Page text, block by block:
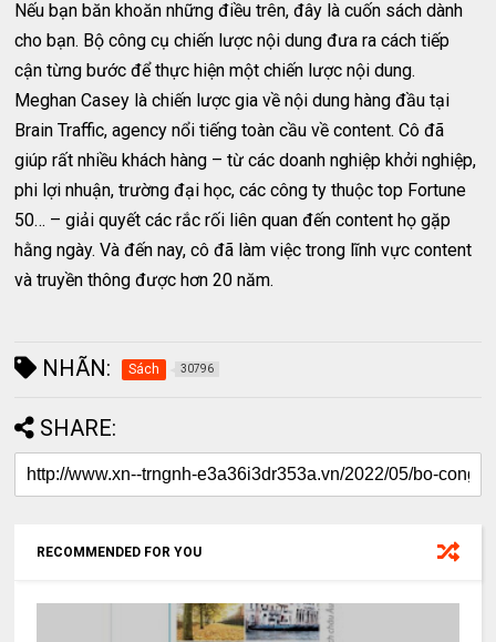
Nếu bạn băn khoăn những điều trên, đây là cuốn sách dành
cho bạn. Bộ công cụ chiến lược nội dung đưa ra cách tiếp
cận từng bước để thực hiện một chiến lược nội dung.
Meghan Casey là chiến lược gia về nội dung hàng đầu tại
Brain Traffic, agency nổi tiếng toàn cầu về content. Cô đã
giúp rất nhiều khách hàng – từ các doanh nghiệp khởi nghiệp,
phi lợi nhuận, trường đại học, các công ty thuộc top Fortune
50… – giải quyết các rắc rối liên quan đến content họ gặp
hằng ngày. Và đến nay, cô đã làm việc trong lĩnh vực content
và truyền thông được hơn 20 năm.
NHÃN: Sách 30796
SHARE:
RECOMMENDED FOR YOU